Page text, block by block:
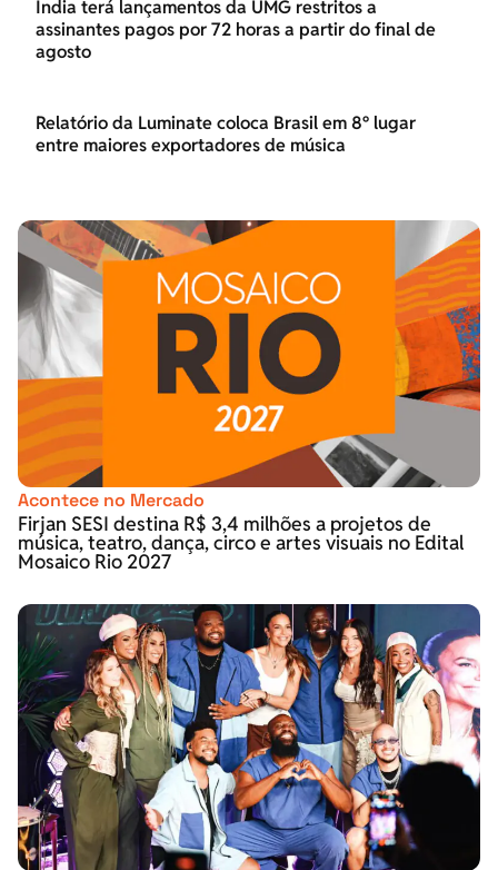
Índia terá lançamentos da UMG restritos a
assinantes pagos por 72 horas a partir do final de
agosto
Relatório da Luminate coloca Brasil em 8º lugar
entre maiores exportadores de música
Acontece no Mercado
Firjan SESI destina R$ 3,4 milhões a projetos de
música, teatro, dança, circo e artes visuais no Edital
Mosaico Rio 2027